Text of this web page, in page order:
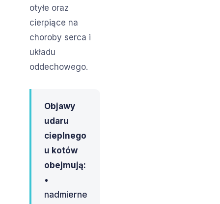
otyłe oraz
cierpiące na
choroby serca i
układu
oddechowego.
Objawy
udaru
cieplnego
u kotów
obejmują:
•
nadmierne